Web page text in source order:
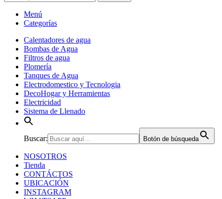
Menú
Categorías
Calentadores de agua
Bombas de Agua
Filtros de agua
Plomería
Tanques de Agua
Electrodomestico y Tecnologia
DecoHogar y Herramientas
Electricidad
Sistema de Llenado
Buscar: Botón de búsqueda
NOSOTROS
Tienda
CONTÁCTOS
UBICACIÓN
INSTAGRAM